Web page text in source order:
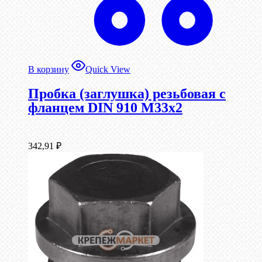
В корзину Quick View
Пробка (заглушка) резьбовая с
фланцем DIN 910 М33х2
342,91 ₽